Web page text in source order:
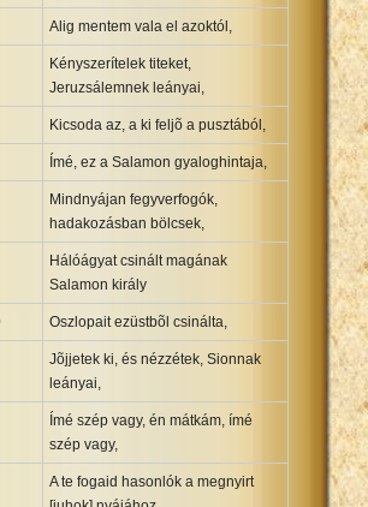
Alig mentem vala el azoktól,
Kényszerítelek titeket,
Jeruzsálemnek leányai,
Kicsoda az, a ki feljõ a pusztából,
Ímé, ez a Salamon gyaloghintaja,
Mindnyájan fegyverfogók,
hadakozásban bölcsek,
Hálóágyat csinált magának
Salamon király
Oszlopait ezüstbõl csinálta,
Jõjjetek ki, és nézzétek, Sionnak
leányai,
Ímé szép vagy, én mátkám, ímé
szép vagy,
A te fogaid hasonlók a megnyirt